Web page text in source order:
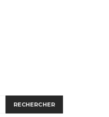
RECHERCHER